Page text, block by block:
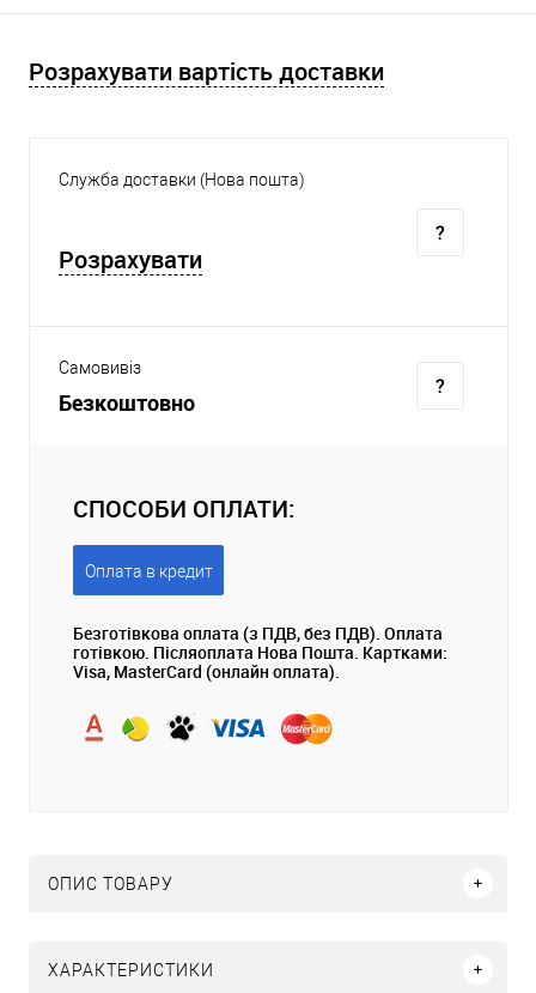
Розрахувати вартість доставки
Служба доставки (Нова пошта)
Розрахувати
Самовивіз
Безкоштовно
СПОСОБИ ОПЛАТИ:
Оплата в кредит
Безготівкова оплата (з ПДВ, без ПДВ). Оплата
готівкою. Післяоплата Нова Пошта. Картками:
Visa, MasterCard (онлайн оплата).
ОПИС ТОВАРУ
ХАРАКТЕРИСТИКИ